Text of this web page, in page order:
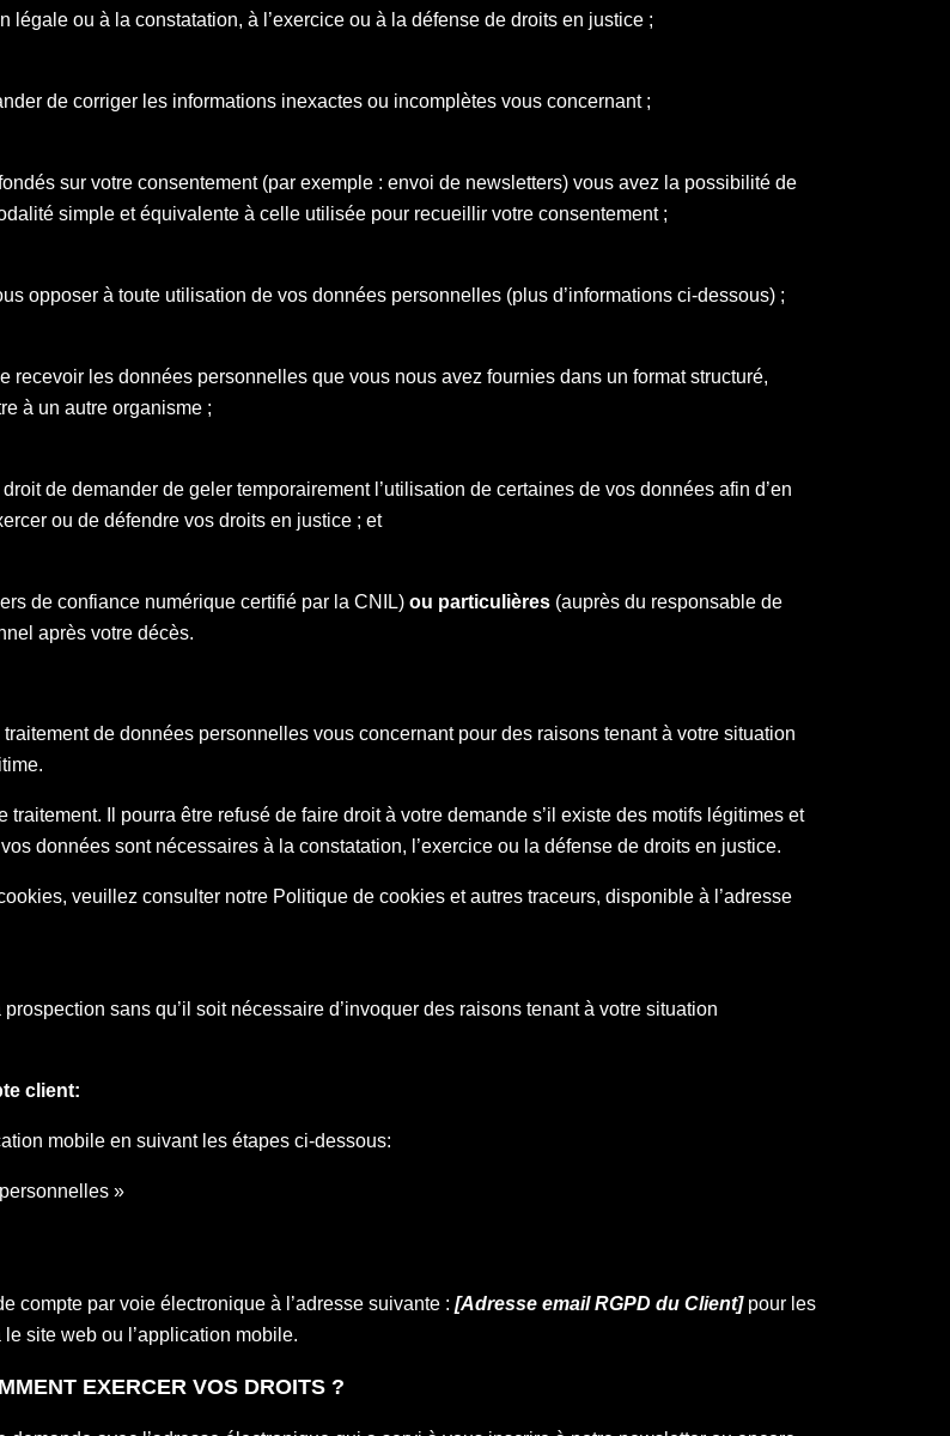
légale ou à la constatation, à l’exercice ou à la défense de droits en justice ;
de corriger les informations inexactes ou incomplètes vous concernant ;
sur votre consentement (par exemple : envoi de newsletters) vous avez la possibilité de
simple et équivalente à celle utilisée pour recueillir votre consentement ;
opposer à toute utilisation de vos données personnelles (plus d’informations ci-dessous) ;
recevoir les données personnelles que vous nous avez fournies dans un format structuré,
à un autre organisme ;
de demander de geler temporairement l’utilisation de certaines de vos données afin d’en
ou de défendre vos droits en justice ; et
de confiance numérique certifié par la CNIL) ou particulières (auprès du responsable de
après votre décès.
de données personnelles vous concernant pour des raisons tenant à votre situation
traitement. Il pourra être refusé de faire droit à votre demande s’il existe des motifs légitimes et
données sont nécessaires à la constatation, l’exercice ou la défense de droits en justice.
veuillez consulter notre Politique de cookies et autres traceurs, disponible à l’adresse
sans qu’il soit nécessaire d’invoquer des raisons tenant à votre situation
client:
mobile en suivant les étapes ci-dessous:
»
compte par voie électronique à l’adresse suivante : [Adresse email RGPD du Client] pour les
site web ou l’application mobile.
EXERCER VOS DROITS ?